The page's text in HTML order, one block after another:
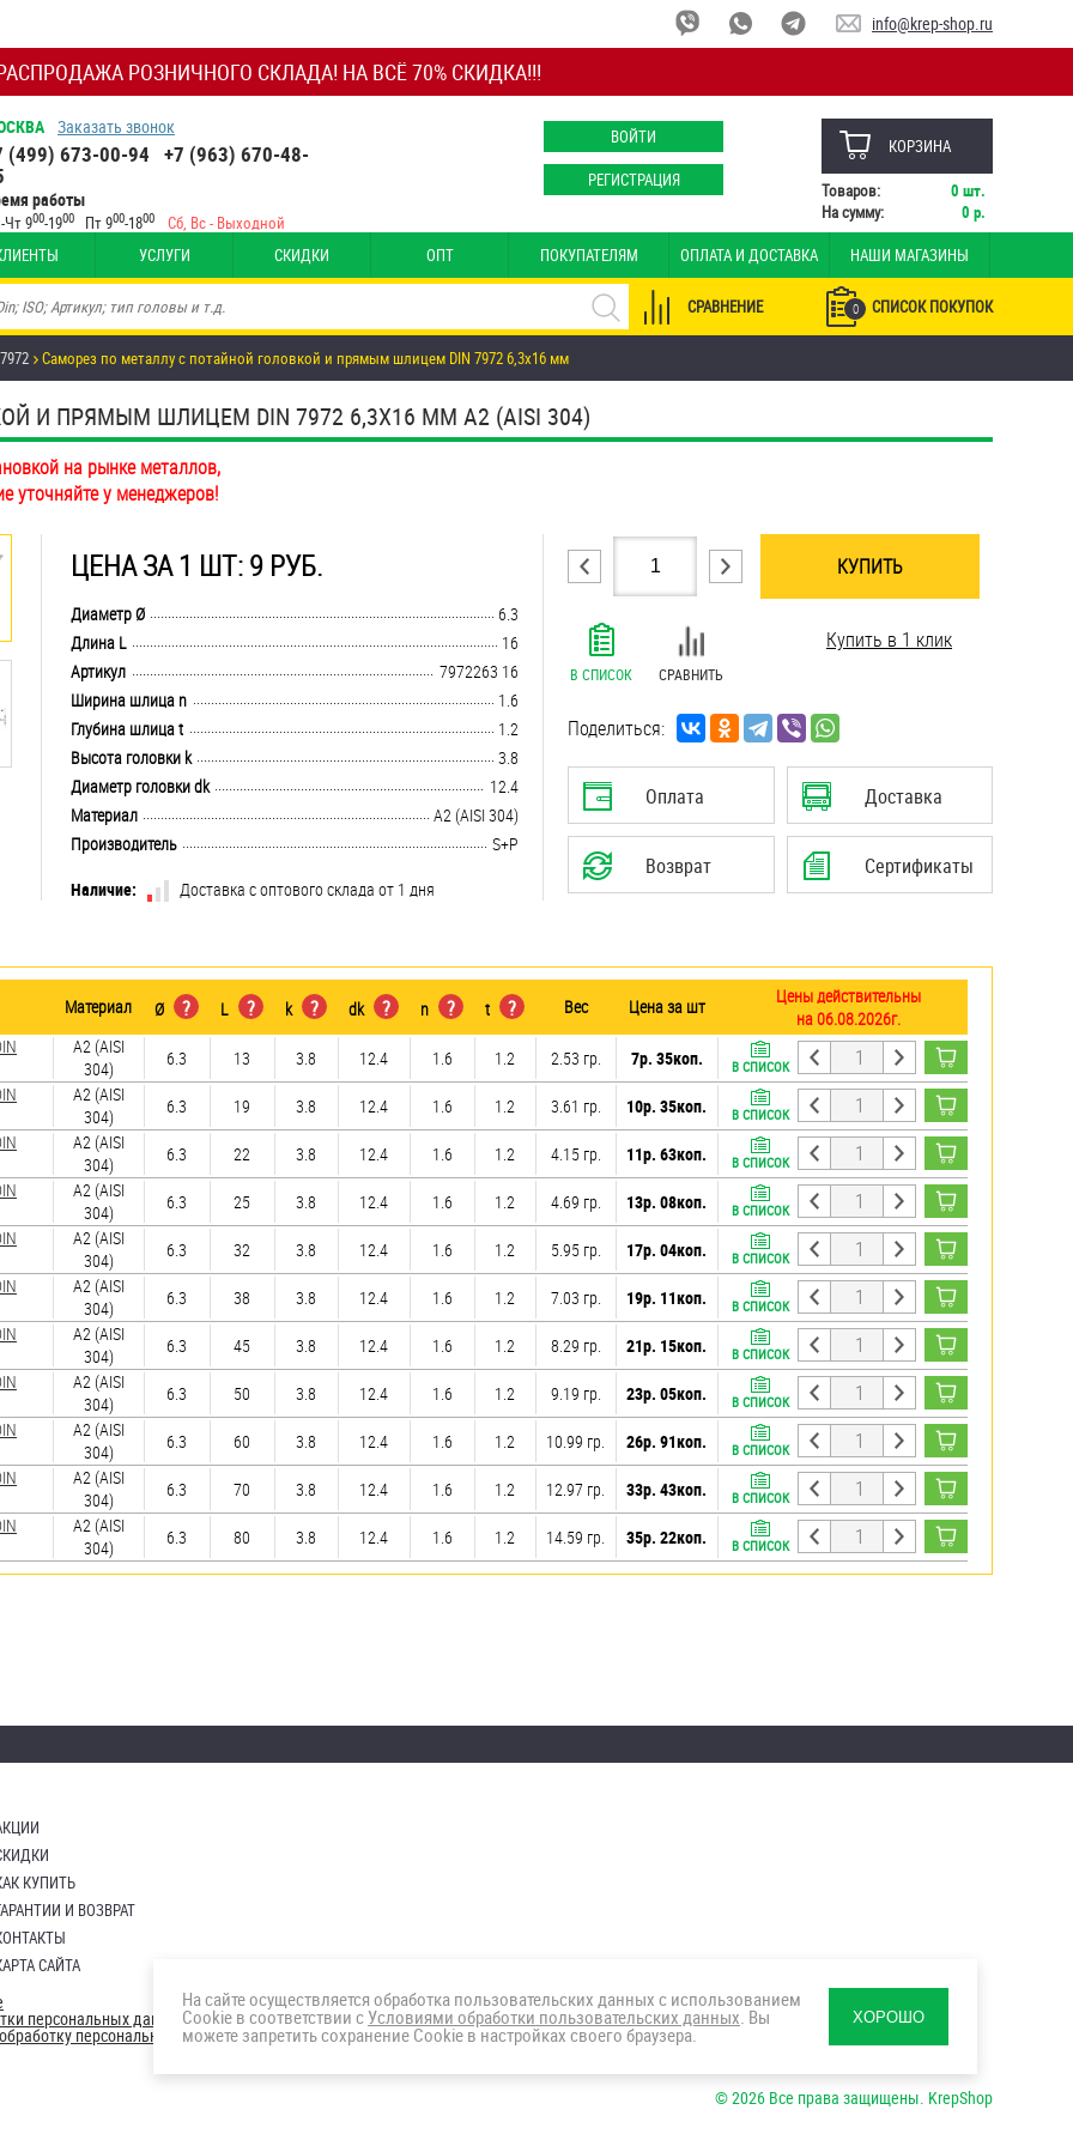
РОЗНИЧНОГО СКЛАДА! НА ВСЁ 70% СКИДКА!!!
info@krep-shop.ru
Заказать звонок
(499) 673-00-94 +7 (963) 670-48-
работы
Чт 900-1900 Пт 900-1800 Сб, Вс - Выходной
ВОЙТИ
РЕГИСТРАЦИЯ
КОРЗИНА
Товаров: 0 шт.
На сумму:
0 р.
УСЛУГИ СКИДКИ ОПТ ПОКУПАТЕЛЯМ ОПЛАТА И ДОСТАВКА НАШИ МАГАЗИНЫ
0 СПИСОК ПОКУПОК
СРАВНЕНИЕ
Саморез по металлу с потайной головкой и прямым шлицем DIN 7972 6,3х16 мм
И ПРЯМЫМ ШЛИЦЕМ DIN 7972 6,3Х16 ММ А2 (AISI 304)
на рынке металлов,
уточняйте у менеджеров!
ЦЕНА ЗА 1 ШТ: 9 РУБ.
........................................................................................................................................................................................................
Диаметр Ø
6.3
........................................................................................................................................................................................................
Длина L
16
........................................................................................................................................................................................................
Артикул
7972263 16
........................................................................................................................................................................................................
Ширина шлица n
1.6
........................................................................................................................................................................................................
Глубина шлица t
1.2
........................................................................................................................................................................................................
Высота головки k
3.8
........................................................................................................................................................................................................
Диаметр головки dk
12.4
........................................................................................................................................................................................................
Материал
А2 (AISI 304)
........................................................................................................................................................................................................
Производитель
S+P
Наличие:
Доставка с оптового склада от 1 дня
КУПИТЬ
В СПИСОК СРАВНИТЬ
Купить в 1 клик
Поделиться:
Оплата Доставка
Возврат Сертификаты
Материал Ø ? L ? k ? dk ? n ? t ? Вес Цена за шт
Цены действительны
на 06.08.2026г.
А2 (AISI
304)
6.3 13 3.8 12.4 1.6 1.2 2.53 гр. 7р. 35коп. В СПИСОК
А2 (AISI
304)
6.3 19 3.8 12.4 1.6 1.2 3.61 гр. 10р. 35коп. В СПИСОК
А2 (AISI
304)
6.3 22 3.8 12.4 1.6 1.2 4.15 гр. 11р. 63коп. В СПИСОК
А2 (AISI
304)
6.3 25 3.8 12.4 1.6 1.2 4.69 гр. 13р. 08коп. В СПИСОК
А2 (AISI
304)
6.3 32 3.8 12.4 1.6 1.2 5.95 гр. 17р. 04коп. В СПИСОК
А2 (AISI
304)
6.3 38 3.8 12.4 1.6 1.2 7.03 гр. 19р. 11коп. В СПИСОК
А2 (AISI
304)
6.3 45 3.8 12.4 1.6 1.2 8.29 гр. 21р. 15коп. В СПИСОК
А2 (AISI
304)
6.3 50 3.8 12.4 1.6 1.2 9.19 гр. 23р. 05коп. В СПИСОК
А2 (AISI
304)
6.3 60 3.8 12.4 1.6 1.2 10.99 гр. 26р. 91коп. В СПИСОК
А2 (AISI
304)
6.3 70 3.8 12.4 1.6 1.2 12.97 гр. 33р. 43коп. В СПИСОК
А2 (AISI
304)
6.3 80 3.8 12.4 1.6 1.2 14.59 гр. 35р. 22коп. В СПИСОК
КУПИТЬ
И ВОЗВРАТ
САЙТА
персональных данных
персональных данны
© 2026 Все права защищены. KrepShop
На сайте осуществляется обработка пользовательских данных с использованием
Cookie в соответствии с Условиями обработки пользовательских данных . Вы
можете запретить сохранение Cookie в настройках своего браузера.
ХОРОШО